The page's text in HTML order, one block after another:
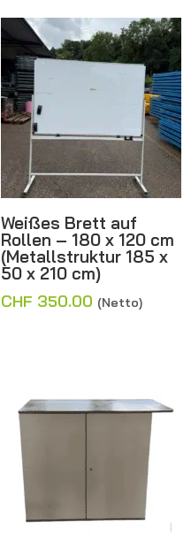
Weißes Brett auf
Rollen – 180 x 120 cm
(Metallstruktur 185 x
50 x 210 cm)
CHF 350.00 (Netto)